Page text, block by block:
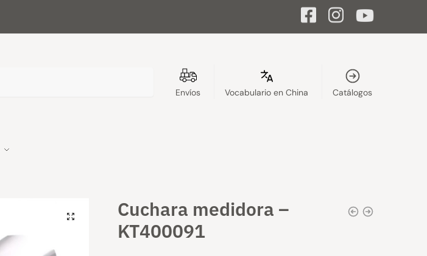
Envíos Vocabulario en China Catálogos
Cuchara medidora –
KT400091